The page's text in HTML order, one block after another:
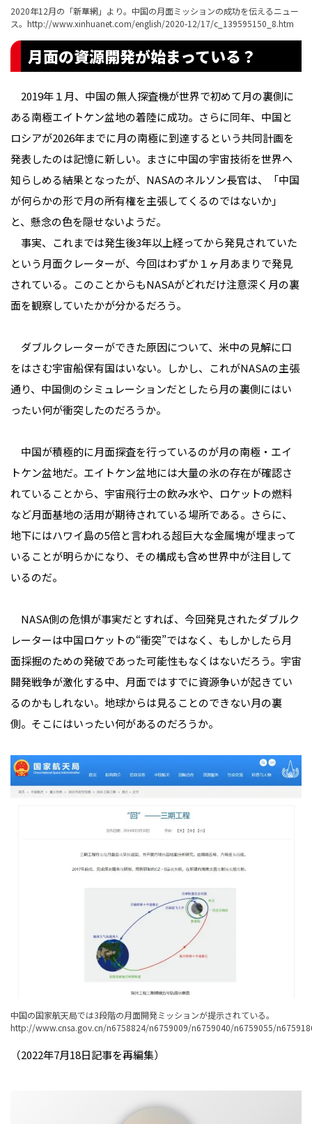
2020年12月の「新華網」より。中国の月面ミッションの成功を伝えるニュー
ス。 http://www.xinhuanet.com/english/2020-12/17/c_139595150_8.htm
月面の資源開発が始まっている？
2019年１月、中国の無人探査機が世界で初めて月の裏側に
ある南極エイトケン盆地の着陸に成功。さらに同年、中国と
ロシアが2026年までに月の南極に到達するという共同計画を
発表したのは記憶に新しい。まさに中国の宇宙技術を世界へ
知らしめる結果となったが、NASAのネルソン長官は、「中国
が何らかの形で月の所有権を主張してくるのではないか」
と、懸念の色を隠せないようだ。
事実、これまでは発生後3年以上経ってから発見されていた
という月面クレーターが、今回はわずか１ヶ月あまりで発見
されている。このことからもNASAがどれだけ注意深く月の裏
面を観察していたかが分かるだろう。
ダブルクレーターができた原因について、米中の見解に口
をはさむ宇宙船保有国はいない。しかし、これがNASAの主張
通り、中国側のシミュレーションだとしたら月の裏側にはい
ったい何が衝突したのだろうか。
中国が積極的に月面探査を行っているのが月の南極・エイ
トケン盆地だ。エイトケン盆地には大量の氷の存在が確認さ
れていることから、宇宙飛行士の飲み水や、ロケットの燃料
など月面基地の活用が期待されている場所である。さらに、
地下にはハワイ島の5倍と言われる超巨大な金属塊が埋まって
いることが明らかになり、その構成も含め世界中が注目して
いるのだ。
NASA側の危惧が事実だとすれば、今回発見されたダブルク
レーターは中国ロケットの“衝突”ではなく、もしかしたら月
面採掘のための発破であった可能性もなくはないだろう。宇宙
開発戦争が激化する中、月面ではすでに資源争いが起きてい
るのかもしれない。地球からは見ることのできない月の裏
側。そこにはいったい何があるのだろうか。
中国の国家航天局では3段階の月面開発ミッションが提示されている。
http://www.cnsa.gov.cn/n6758824/n6759009/n6759040/n6759055/
（2022年7月18日記事を再編集）